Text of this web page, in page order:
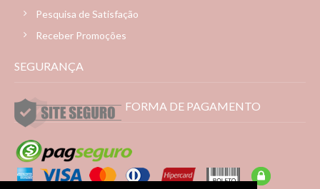
Pesquisa de Satisfação
Receber Promoções
SEGURANÇA
FORMA DE PAGAMENTO